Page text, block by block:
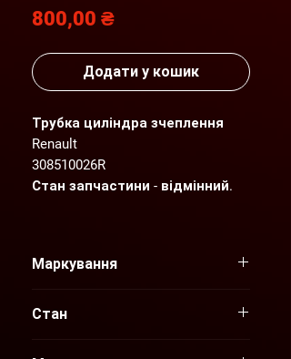
800,00 ₴Ціна
Додати у кошик
Трубка циліндра зчеплення
Renault
308510026R
Стан запчастини - відмінний.
Вашому запиту.
"AGP" пропонує нові та вживані
Маркування
Стан